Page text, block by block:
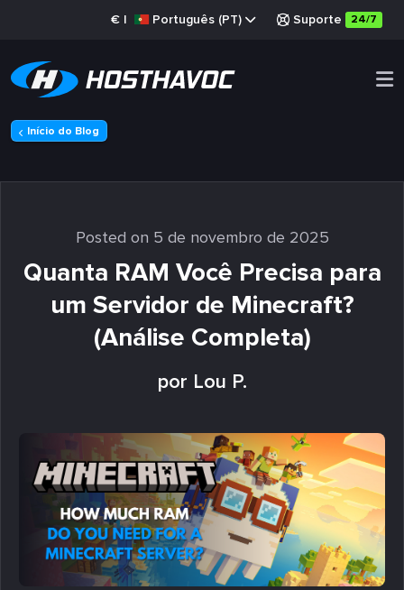
€ | Português (PT) Suporte 24/7
Início do Blog
Posted on 5 de novembro de 2025
Quanta RAM Você Precisa para
um Servidor de Minecraft?
(Análise Completa)
por Lou P.